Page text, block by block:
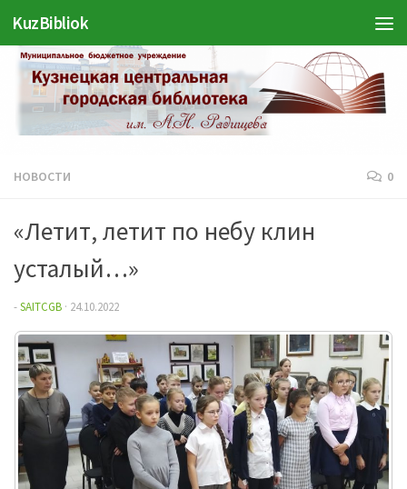
Перейти к содержимому
KuzBibliok
НОВОСТИ 0
«Летит, летит по небу клин
усталый…»
-SAITCGB · 24.10.2022